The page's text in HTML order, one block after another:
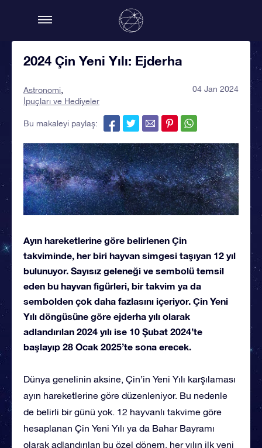
2024 Çin Yeni Yılı: Ejderha
Astronomi
İpuçları ve Hediyeler
04 Jan 2024
Bu makaleyi paylaş:
Ayın hareketlerine göre belirlenen Çin
takviminde, her biri hayvan simgesi taşıyan 12 yıl
bulunuyor. Sayısız geleneği ve sembolü temsil
eden bu hayvan figürleri, bir takvim ya da
sembolden çok daha fazlasını içeriyor. Çin Yeni
Yılı döngüsüne göre ejderha yılı olarak
adlandırılan 2024 yılı ise 10 Şubat 2024’te
başlayıp 28 Ocak 2025’te sona erecek.
Dünya genelinin aksine, Çin’in Yeni Yılı karşılaması
ayın hareketlerine göre düzenleniyor. Bu nedenle
de belirli bir günü yok. 12 hayvanlı takvime göre
hesaplanan Çin Yeni Yılı ya da Bahar Bayramı
olarak adlandırılan bu özel dönem, her yılın ilk yeni